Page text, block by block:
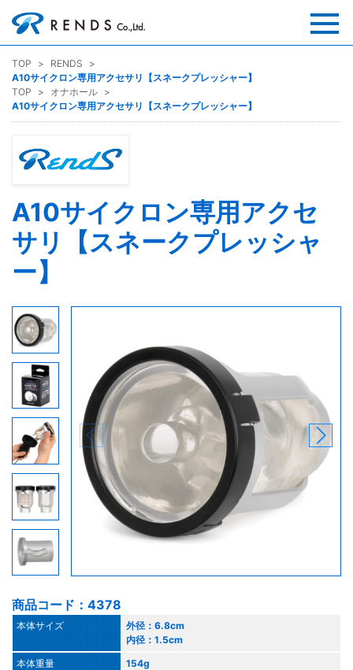
TOP
RENDS
A10サイクロン専用アクセサリ【スネークプレッシャー】
TOP
オナホール
A10サイクロン専用アクセサリ【スネークプレッシャー】
A10サイクロン専用アクセ
サリ【スネークプレッシャ
ー】
商品コード：4378
本体サイズ
外径：6.8cm
内径：1.5cm
本体重量
154g